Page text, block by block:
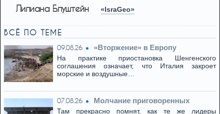
Лилиана Блуштейн «IsraGeo»
ВСЁ ПО ТЕМЕ
09.08.26 «Вторжение» в Европу
На практике приостановка Шенгенского
соглашения означает, что Италия закроет
морские и воздушные…
07.08.26 Молчание приговоренных
Там прекрасно помнят, как те же лидеры